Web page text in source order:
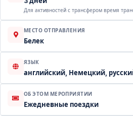
Для активностей с трансфером время
МЕСТО ОТПРАВЛЕНИЯ
Белек
ЯЗЫК
английский, Немецкий,
ОБ ЭТОМ МЕРОПРИЯТИИ
Ежедневные поездки